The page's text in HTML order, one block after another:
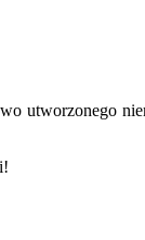
utworzonego